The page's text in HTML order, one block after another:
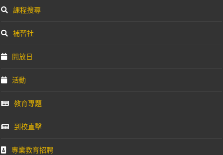
課程搜尋
補習社
開放日
活動
教育專題
到校直擊
專業教育招聘